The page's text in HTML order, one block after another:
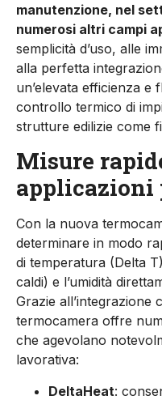
manutenzione, nel
numerosi altri campi
semplicità d’uso, alle
alla perfetta
un’elevata efficienza e
controllo termico di
strutture edilizie come
Misure
applicazioni
Con la nuova
determinare in modo
di temperatura (Delta
caldi) e l’umidità
Grazie
termocamera offre
che agevolano
lavorativa:
DeltaHeat: